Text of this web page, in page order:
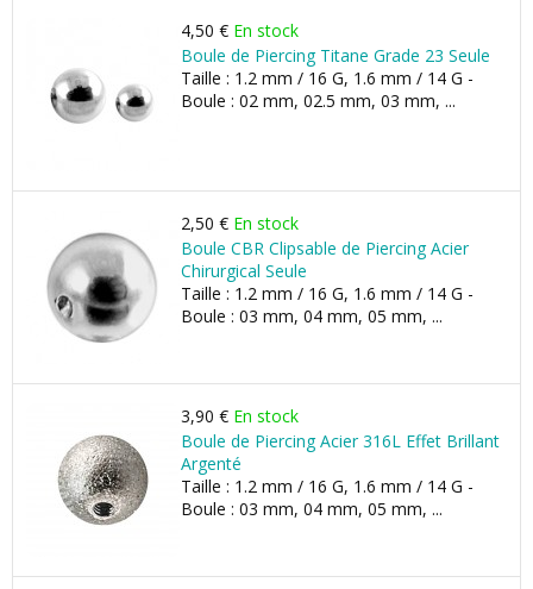
4,50 € En stock
Boule de Piercing Titane Grade 23 Seule
Taille : 1.2 mm / 16 G, 1.6 mm / 14 G -
Boule : 02 mm, 02.5 mm, 03 mm, ...
2,50 € En stock
Boule CBR Clipsable de Piercing Acier
Chirurgical Seule
Taille : 1.2 mm / 16 G, 1.6 mm / 14 G -
Boule : 03 mm, 04 mm, 05 mm, ...
3,90 € En stock
Boule de Piercing Acier 316L Effet Brillant
Argenté
Taille : 1.2 mm / 16 G, 1.6 mm / 14 G -
Boule : 03 mm, 04 mm, 05 mm, ...